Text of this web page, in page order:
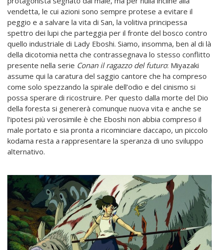
vendetta, le cui azioni sono sempre protese a evitare il
peggio e a salvare la vita di San, la volitiva principessa
spettro dei lupi che parteggia per il fronte del bosco contro
quello industriale di Lady Eboshi. Siamo, insomma, ben al di là
della dicotomia netta che contrassegnava lo stesso conflitto
presente nella serie Conan il ragazzo del futuro: Miyazaki
assume qui la caratura del saggio cantore che ha compreso
come solo spezzando la spirale dell’odio e del cinismo si
possa sperare di ricostruire. Per questo dalla morte del Dio
della foresta si genererà comunque nuova vita e anche se
l’ipotesi più verosimile è che Eboshi non abbia compreso il
male portato e sia pronta a ricominciare daccapo, un piccolo
kodama resta a rappresentare la speranza di uno sviluppo
alternativo.